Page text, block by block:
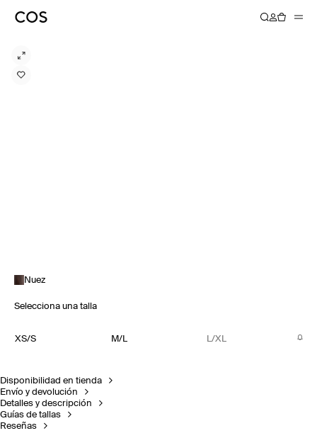
Nuez
Selecciona una talla
XS/S M/L L/XL
Disponibilidad en tienda
Envío y devolución
Detalles y descripción
Guías de tallas
Reseñas